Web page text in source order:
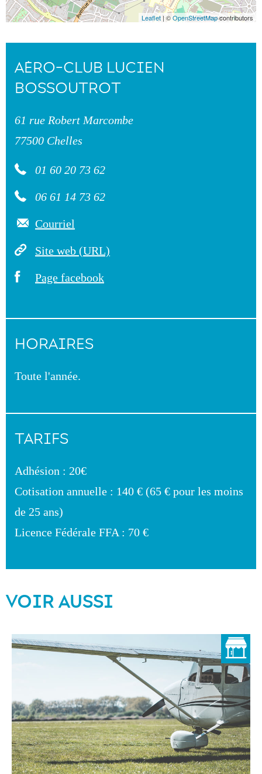
Leaflet | ©OpenStreetMapcontributors
AÉRO-CLUB LUCIEN
BOSSOUTROT
61 rue Robert Marcombe
77500 Chelles
01 60 20 73 62
06 61 14 73 62
Courriel
Site web (URL)
Page facebook
HORAIRES
Toute l'année.
TARIFS
Adhésion : 20€
Cotisation annuelle : 140 € (65 € pour les moins
de 25 ans)
Licence Fédérale FFA : 70 €
VOIR AUSSI